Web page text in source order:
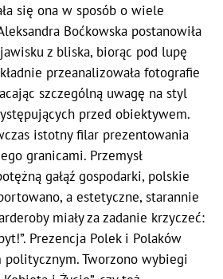
się ona w sposób o wiele
Boćkowska postanowiła
z bliska, biorąc pod lupę
przeanalizowała fotografie
szczególną uwagę na styl
przed obiektywem.
istotny filar prezentowania
granicami. Przemysł
gałąź gospodarki, polskie
a estetyczne, starannie
miały za zadanie krzyczeć:
Prezencja Polek i Polaków
politycznym. Tworzono wybiegi